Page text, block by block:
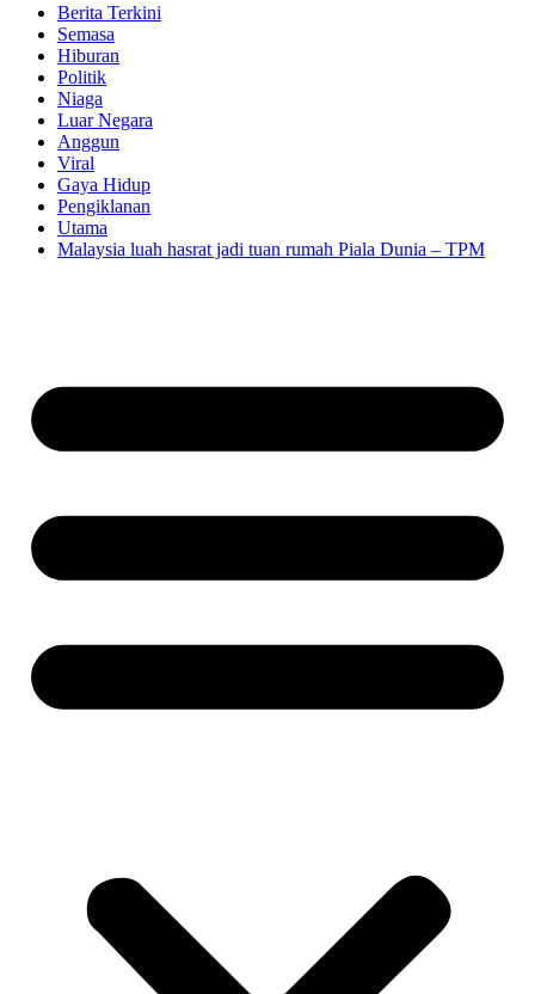
Berita Terkini
Semasa
Hiburan
Politik
Niaga
Luar Negara
Anggun
Viral
Gaya Hidup
Pengiklanan
Utama
Malaysia luah hasrat jadi tuan rumah Piala Dunia – TPM